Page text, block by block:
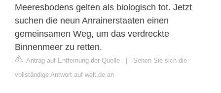
Meeresbodens gelten als biologisch tot. Jetzt
suchen die neun Anrainerstaaten einen
gemeinsamen Weg, um das verdreckte
Binnenmeer zu retten.
Antrag auf Entfernung der Quelle
Sehen Sie sich die
vollständige Antwort auf welt.de an